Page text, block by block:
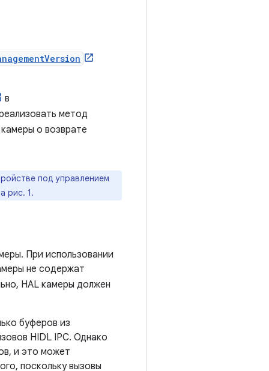
в
метод
о возврате
под управлением
рис. 1.
При использовании
не содержат
HAL камеры должен
буферов из
HIDL IPC. Однако
и это может
поскольку вызовы